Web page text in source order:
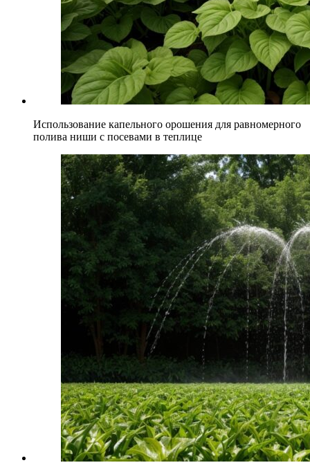
Использование капельного орошения для равномерного
полива ниши с посевами в теплице